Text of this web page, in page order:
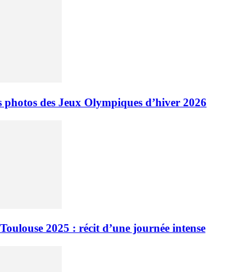
photos des Jeux Olympiques d’hiver 2026
2025 : récit d’une journée intense